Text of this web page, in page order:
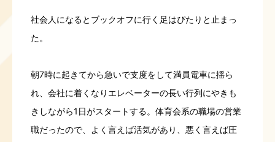
社会人になるとブックオフに行く足はぴたりと止まっ
た。
朝7時に起きてから急いで支度をして満員電車に揺ら
れ、会社に着くなりエレベーターの長い行列にやきも
きしながら1日がスタートする。体育会系の職場の営業
職だったので、よく言えば活気があり、悪く言えば圧